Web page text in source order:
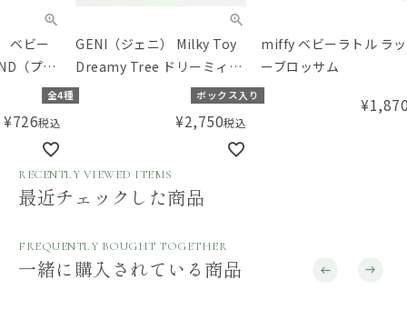
GENI（ジェニ） Milky Toy
Dreamy Tree ドリーミィー
ツリー
税込
miffy ベビーラトル ラッキ
ーブロッサム
税込
RECENTLY VIEWED ITEMS
最近チェックした商品
FREQUENTLY BOUGHT TOGETHER
一緒に購入されている商品